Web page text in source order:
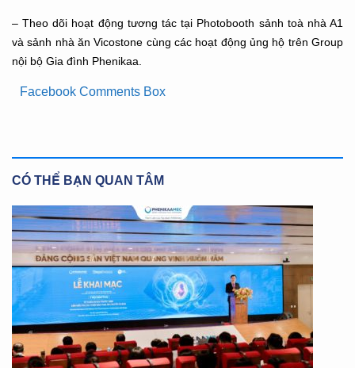
– Theo dõi hoạt động tương tác tại Photobooth sảnh toà nhà A1
và sảnh nhà ăn Vicostone cùng các hoạt động ủng hộ trên Group
nội bộ Gia đình Phenikaa.
Facebook Comments Box
CÓ THỂ BẠN QUAN TÂM